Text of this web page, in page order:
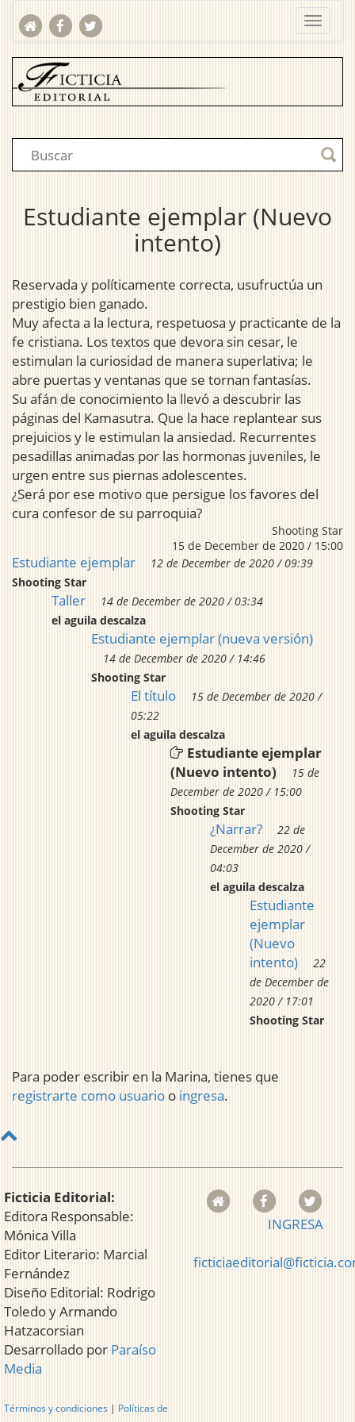
Estudiante ejemplar (Nuevo
intento)
Reservada y políticamente correcta, usufructúa un
prestigio bien ganado.
Muy afecta a la lectura, respetuosa y practicante de la
fe cristiana. Los textos que devora sin cesar, le
estimulan la curiosidad de manera superlativa; le
abre puertas y ventanas que se tornan fantasías.
Su afán de conocimiento la llevó a descubrir las
páginas del Kamasutra. Que la hace replantear sus
prejuicios y le estimulan la ansiedad. Recurrentes
pesadillas animadas por las hormonas juveniles, le
urgen entre sus piernas adolescentes.
¿Será por ese motivo que persigue los favores del
cura confesor de su parroquia?
Shooting Star
15 de December de 2020 / 15:00
Estudiante ejemplar
12 de December de 2020 / 09:39
Shooting Star
Taller
14 de December de 2020 / 03:34
el aguila descalza
Estudiante ejemplar (nueva versión)
14 de December de 2020 / 14:46
Shooting Star
El título
15 de December de 2020 /
05:22
el aguila descalza
Estudiante ejemplar
(Nuevo intento)
15 de
December de 2020 / 15:00
Shooting Star
¿Narrar?
22 de
December de 2020 /
04:03
el aguila descalza
Estudiante
ejemplar
(Nuevo
intento)
22
de December de
2020 / 17:01
Shooting Star
Para poder escribir en la Marina, tienes que
registrarte como usuario o ingresa.
Ficticia Editorial:
Editora Responsable:
Mónica Villa
Editor Literario: Marcial
Fernández
Diseño Editorial: Rodrigo
Toledo y Armando
Hatzacorsian
Desarrollado por Paraíso
Media
Términos y condiciones | Políticas de
INGRESA